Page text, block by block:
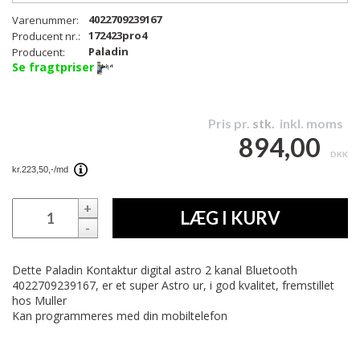
Varenummer:
4022709239167
Producent nr.:
172423pro4
Producent:
Paladin
Se fragtpriser
Pris pr. stk. inkl. moms
894,00 DKK
+
-
LÆG I KURV
Dette Paladin Kontaktur digital astro 2 kanal Bluetooth
4022709239167, er et super Astro ur, i god kvalitet, fremstillet
hos Muller
Kan programmeres med din mobiltelefon